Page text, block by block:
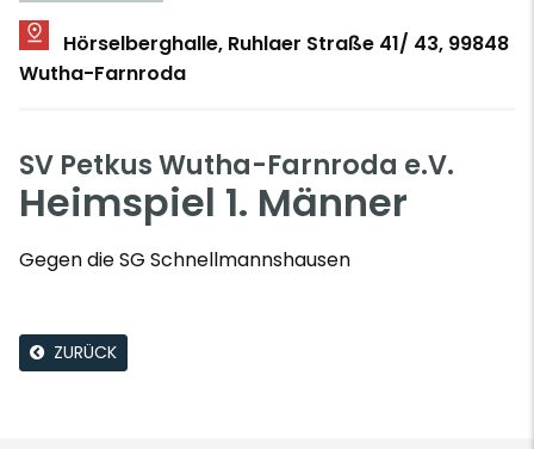
Hörselberghalle, Ruhlaer Straße 41/ 43, 99848
Wutha-Farnroda
SV Petkus Wutha-Farnroda e.V.
Heimspiel 1. Männer
Gegen die SG Schnellmannshausen
ZURÜCK